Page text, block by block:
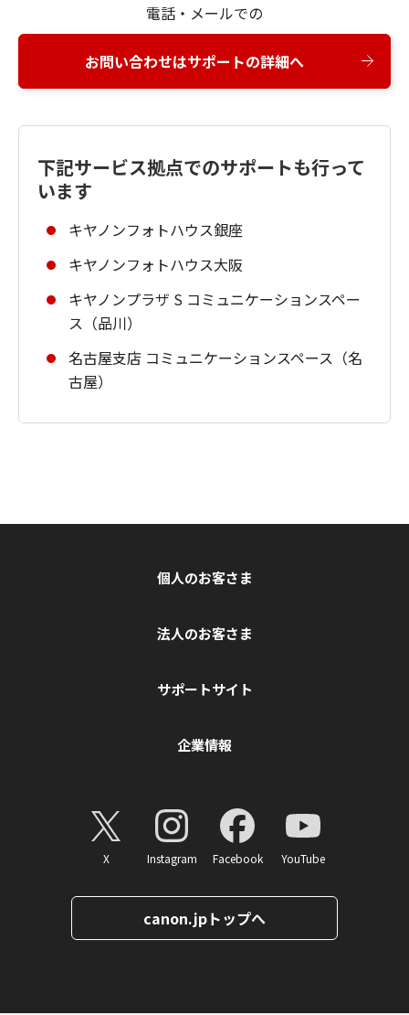
電話・メールでの
お問い合わせはサポートの詳細へ
下記サービス拠点でのサポートも行って
います
キヤノンフォトハウス銀座
キヤノンフォトハウス大阪
キヤノンプラザ S コミュニケーションスペー
ス（品川）
名古屋支店 コミュニケーションスペース（名
古屋）
個人のお客さま
法人のお客さま
サポートサイト
企業情報
X Instagram Facebook YouTube
canon.jpトップへ